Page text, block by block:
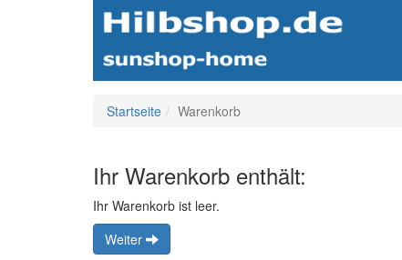
Startseite
Warenkorb
Ihr Warenkorb enthält:
Ihr Warenkorb ist leer.
Weiter